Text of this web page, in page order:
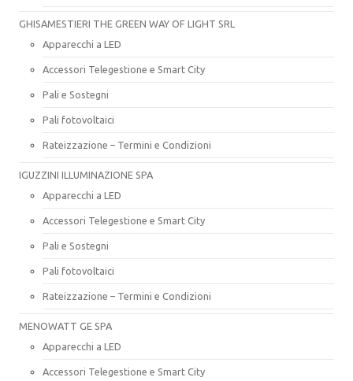
GHISAMESTIERI THE GREEN WAY OF LIGHT SRL
Apparecchi a LED
Accessori Telegestione e Smart City
Pali e Sostegni
Pali fotovoltaici
Rateizzazione – Termini e Condizioni
IGUZZINI ILLUMINAZIONE SPA
Apparecchi a LED
Accessori Telegestione e Smart City
Pali e Sostegni
Pali fotovoltaici
Rateizzazione – Termini e Condizioni
MENOWATT GE SPA
Apparecchi a LED
Accessori Telegestione e Smart City